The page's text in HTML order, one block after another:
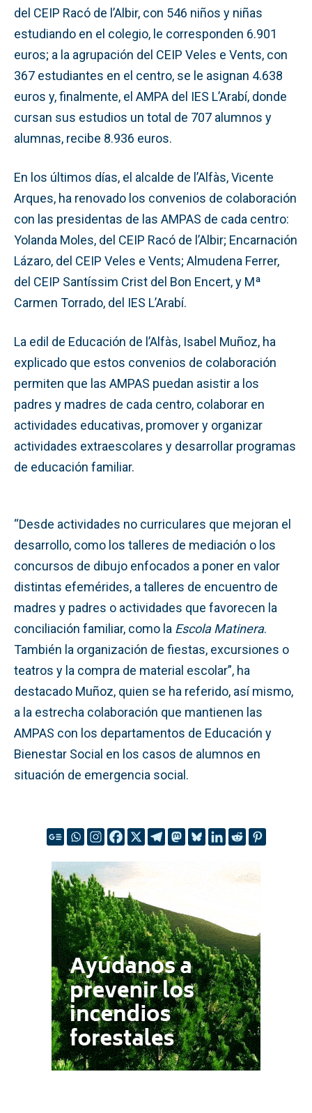
del CEIP Racó de l’Albir, con 546 niños y niñas
estudiando en el colegio, le corresponden 6.901
euros; a la agrupación del CEIP Veles e Vents, con
367 estudiantes en el centro, se le asignan 4.638
euros y, finalmente, el AMPA del IES L’Arabí, donde
cursan sus estudios un total de 707 alumnos y
alumnas, recibe 8.936 euros.
En los últimos días, el alcalde de l’Alfàs, Vicente
Arques, ha renovado los convenios de colaboración
con las presidentas de las AMPAS de cada centro:
Yolanda Moles, del CEIP Racó de l’Albir; Encarnación
Lázaro, del CEIP Veles e Vents; Almudena Ferrer,
del CEIP Santíssim Crist del Bon Encert, y Mª
Carmen Torrado, del IES L’Arabí.
La edil de Educación de l’Alfàs, Isabel Muñoz, ha
explicado que estos convenios de colaboración
permiten que las AMPAS puedan asistir a los
padres y madres de cada centro, colaborar en
actividades educativas, promover y organizar
actividades extraescolares y desarrollar programas
de educación familiar.
“Desde actividades no curriculares que mejoran el
desarrollo, como los talleres de mediación o los
concursos de dibujo enfocados a poner en valor
distintas efemérides, a talleres de encuentro de
madres y padres o actividades que favorecen la
conciliación familiar, como la Escola Matinera.
También la organización de fiestas, excursiones o
teatros y la compra de material escolar”, ha
destacado Muñoz, quien se ha referido, así mismo,
a la estrecha colaboración que mantienen las
AMPAS con los departamentos de Educación y
Bienestar Social en los casos de alumnos en
situación de emergencia social.